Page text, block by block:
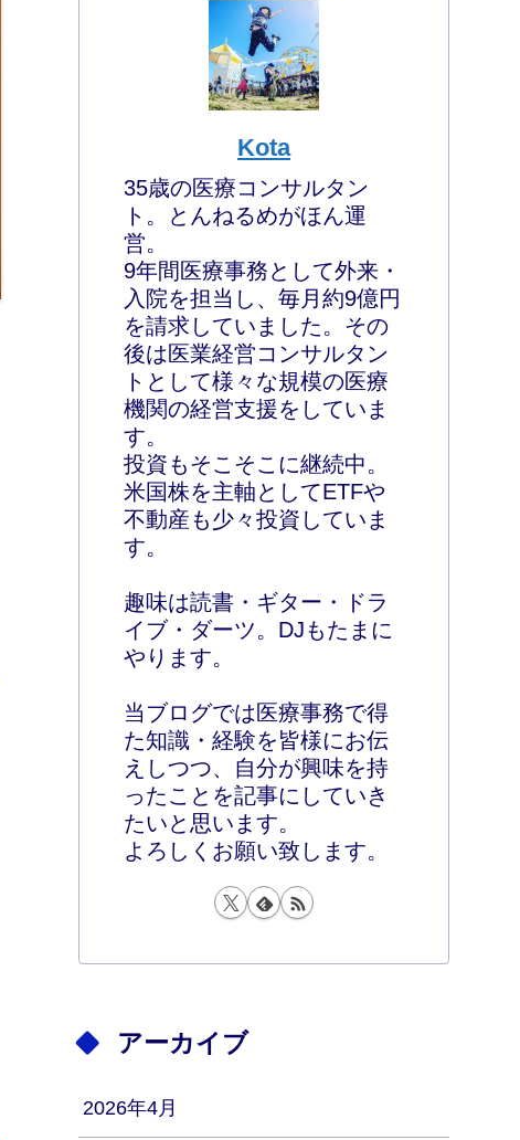
Kota
35歳の医療コンサルタン
ト。とんねるめがほん運
営。
9年間医療事務として外来・
入院を担当し、毎月約9億円
を請求していました。その
後は医業経営コンサルタン
トとして様々な規模の医療
機関の経営支援をしていま
す。
投資もそこそこに継続中。
米国株を主軸としてETFや
不動産も少々投資していま
す。
趣味は読書・ギター・ドラ
イブ・ダーツ。DJもたまに
やります。
当ブログでは医療事務で得
た知識・経験を皆様にお伝
えしつつ、自分が興味を持
ったことを記事にしていき
たいと思います。
よろしくお願い致します。
アーカイブ
2026年4月